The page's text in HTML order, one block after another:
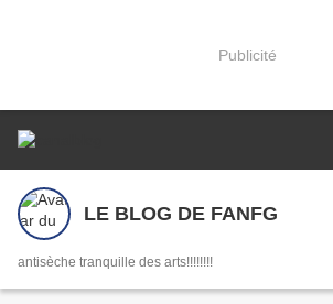
Publicité
LE BLOG DE FANFG
antisèche tranquille des arts!!!!!!!!